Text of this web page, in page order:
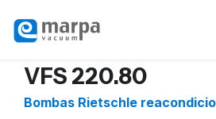
VFS 220.80
Bombas Rietschle